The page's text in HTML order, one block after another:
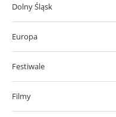
Dolny Śląsk
Europa
Festiwale
Filmy